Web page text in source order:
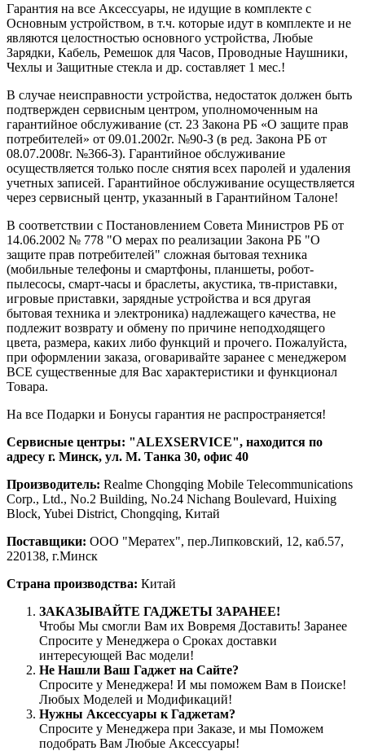
Гарантия на все Аксессуары, не идущие в комплекте с
Основным устройством, в т.ч. которые идут в комплекте и не
являются целостностью основного устройства, Любые
Зарядки, Кабель, Ремешок для Часов, Проводные Наушники,
Чехлы и Защитные стекла и др. составляет 1 мес.!
В случае неисправности устройства, недостаток должен быть
подтвержден сервисным центром, уполномоченным на
гарантийное обслуживание (ст. 23 Закона РБ «О защите прав
потребителей» от 09.01.2002г. №90-З (в ред. Закона РБ от
08.07.2008г. №366-З). Гарантийное обслуживание
осуществляется только после снятия всех паролей и удаления
учетных записей. Гарантийное обслуживание осуществляется
через сервисный центр, указанный в Гарантийном Талоне!
В соответствии с Постановлением Совета Министров РБ от
14.06.2002 № 778 "О мерах по реализации Закона РБ "О
защите прав потребителей" сложная бытовая техника
(мобильные телефоны и смартфоны, планшеты, робот-
пылесосы, смарт-часы и браслеты, акустика, тв-приставки,
игровые приставки, зарядные устройства и вся другая
бытовая техника и электроника) надлежащего качества, не
подлежит возврату и обмену по причине неподходящего
цвета, размера, каких либо функций и прочего. Пожалуйста,
при оформлении заказа, оговаривайте заранее с менеджером
ВСЕ существенные для Вас характеристики и функционал
Товара.
На все Подарки и Бонусы гарантия не распространяется!
Сервисные центры: "ALEXSERVICE", находится по
адресу г. Минск, ул. М. Танка 30, офис 40
Производитель: Realme Chongqing Mobile Telecommunications
Corp., Ltd., No.2 Building, No.24 Nichang Boulevard, Huixing
Block, Yubei District, Chongqing, Китай
Поставщики: ООО "Мератех", пер.Липковский, 12, каб.57,
220138, г.Минск
Страна производства: Китай
ЗАКАЗЫВАЙТЕ ГАДЖЕТЫ ЗАРАНЕЕ!
Чтобы Мы смогли Вам их Вовремя Доставить! Заранее
Спросите у Менеджера о Сроках доставки
интересующей Вас модели!
Не Нашли Ваш Гаджет на Сайте?
Спросите у Менеджера! И мы поможем Вам в Поиске!
Любых Моделей и Модификаций!
Нужны Аксессуары к Гаджетам?
Спросите у Менеджера при Заказе, и мы Поможем
подобрать Вам Любые Аксессуары!